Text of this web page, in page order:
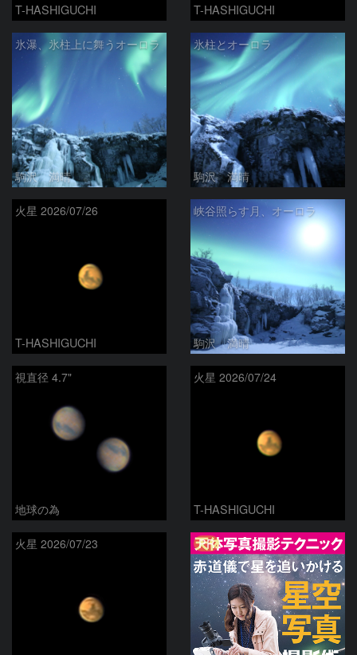
T-HASHIGUCHI T-HASHIGUCHI
氷瀑、氷柱上に舞うオーロラ
駒沢 満晴
氷柱とオーロラ
駒沢 満晴
火星 2026/07/26
T-HASHIGUCHI
峡谷照らす月、オーロラ
駒沢 満晴
視直径 4.7"
地球の為
火星 2026/07/24
T-HASHIGUCHI
火星 2026/07/23 PR